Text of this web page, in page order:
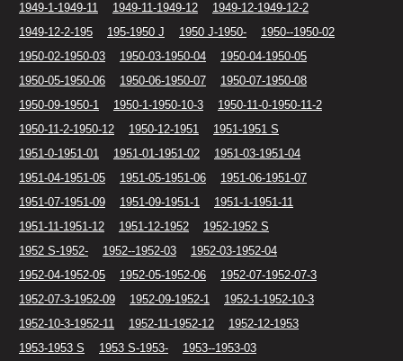
1949-1-1949-11
1949-11-1949-12
1949-12-1949-12-2
1949-12-2-195
195-1950 J 1950 J-1950-
1950--1950-02
1950-02-1950-03
1950-03-1950-04
1950-04-1950-05
1950-05-1950-06
1950-06-1950-07
1950-07-1950-08
1950-09-1950-1
1950-1-1950-10-3
1950-11-0-1950-11-2
1950-11-2-1950-12
1950-12-1951
1951-1951 S
1951-0-1951-01
1951-01-1951-02
1951-03-1951-04
1951-04-1951-05
1951-05-1951-06
1951-06-1951-07
1951-07-1951-09
1951-09-1951-1
1951-1-1951-11
1951-11-1951-12
1951-12-1952
1952-1952 S
1952 S-1952-
1952--1952-03
1952-03-1952-04
1952-04-1952-05
1952-05-1952-06
1952-07-1952-07-3
1952-07-3-1952-09
1952-09-1952-1
1952-1-1952-10-3
1952-10-3-1952-11
1952-11-1952-12
1952-12-1953
1953-1953 S
1953 S-1953- 1953--1953-03